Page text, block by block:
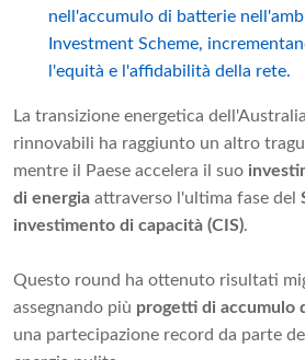
nell'accumulo di batterie
Investment Scheme,
l'equità e l'affidabilità della rete.
La transizione energetica
rinnovabili ha raggiunto un altro
mentre il Paese accelera il suo
di energia attraverso l'ultima fase del
investimento di capacità (CIS).
Questo round ha ottenuto risultati
assegnando più progetti di accumulo
una partecipazione record da parte